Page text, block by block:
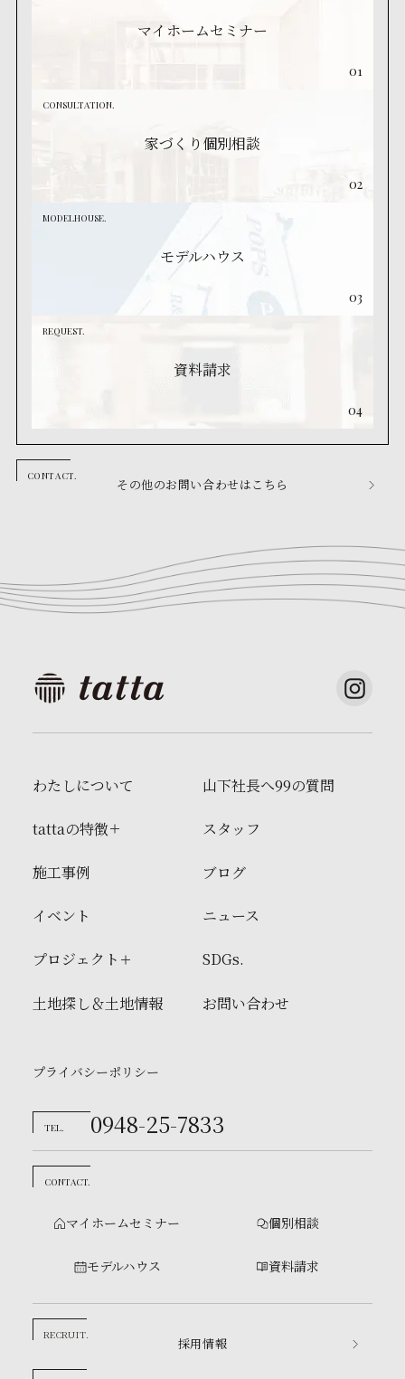
マイホームセミナー
01
CONSULTATION.
家づくり個別相談
02
MODELHOUSE.
モデルハウス
03
REQUEST.
資料請求
04
その他のお問い合わせはこちら
わたしについて
tattaの特徴
施工事例
イベント
プロジェクト
土地探し＆土地情報
山下社長へ99の質問
スタッフ
ブログ
ニュース
SDGs.
お問い合わせ
プライバシーポリシー
TEL. 0948-25-7833
CONTACT.
マイホームセミナー 個別相談
モデルハウス 資料請求
RECRUIT.
採用情報